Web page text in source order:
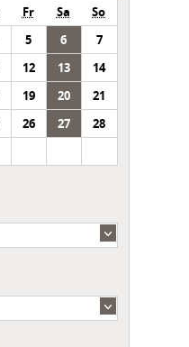
Fr Sa
So
5 6
7
12 13
14
19 20
21
26 27
28